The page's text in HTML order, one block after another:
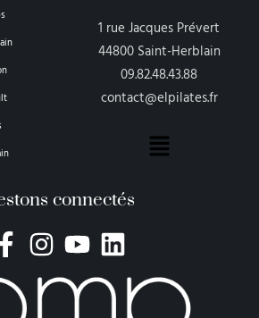
1 rue Jacques Prévert
44800 Saint-Herblain
09.82.48.43.88
contact@elpilates.fr
connectés